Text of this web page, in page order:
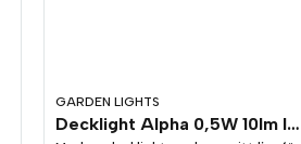
GARDEN LIGHTS
Decklight Alpha 0,5W 10lm IP67